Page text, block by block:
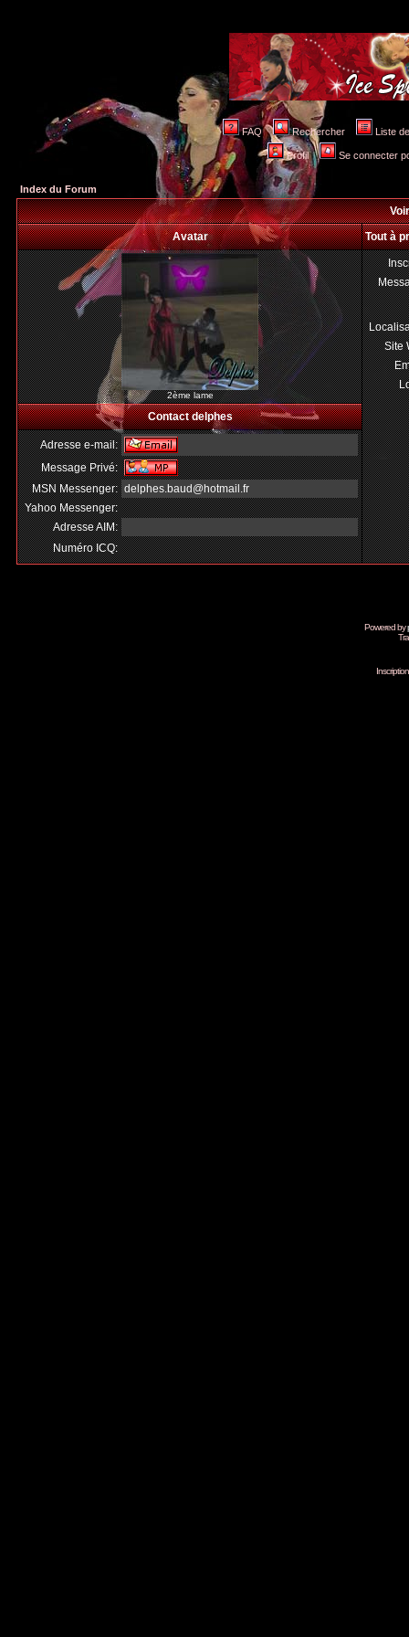
FAQ Rechercher Liste
Profil Se connecter
Index du Forum
Avatar
Tout à
2ème lame
Site
Contact delphes
Adresse e-mail:
Message Privé:
MSN Messenger: delphes.baud@hotmail.fr
Yahoo Messenger:
Adresse AIM:
Numéro ICQ:
Powered by